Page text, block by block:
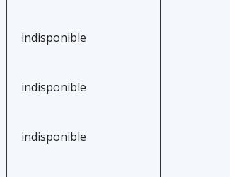
indisponible
indisponible
indisponible